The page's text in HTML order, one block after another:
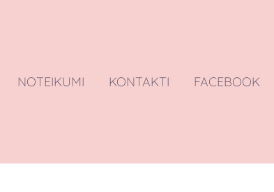
NOTEIKUMI KONTAKTI FACEBOOK